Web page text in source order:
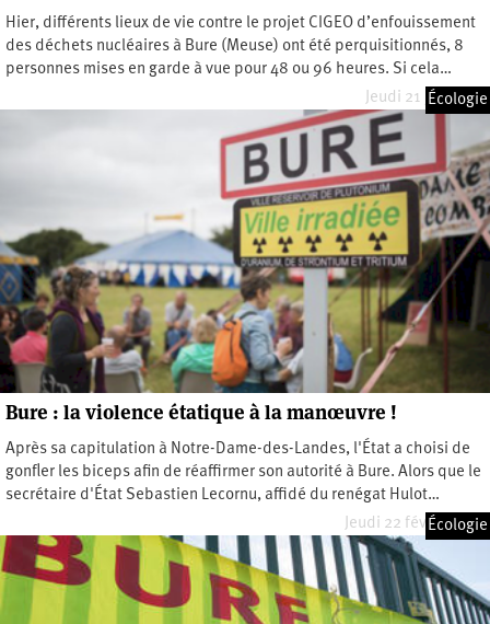
Hier, différents lieux de vie contre le projet CIGEO d’enfouissement
des déchets nucléaires à Bure (Meuse) ont été perquisitionnés, 8
personnes mises en garde à vue pour 48 ou 96 heures. Si cela…
Jeudi 21 juin 2018
Écologie
Bure : la violence étatique à la manœuvre !
Après sa capitulation à Notre-Dame-des-Landes, l'État a choisi de
gonfler les biceps afin de réaffirmer son autorité à Bure. Alors que le
secrétaire d'État Sebastien Lecornu, affidé du renégat Hulot…
Jeudi 22 février 2018
Écologie